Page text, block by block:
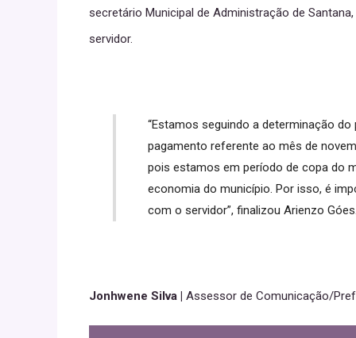
secretário Municipal de Administração de
servidor.
“Estamos seguindo a determinação
pagamento referente ao mês de
pois estamos em período de copa do
economia do município. Por isso, é
com o servidor”, finalizou Arienzo Góes.
Jonhwene Silva | Assessor de Comunicação/